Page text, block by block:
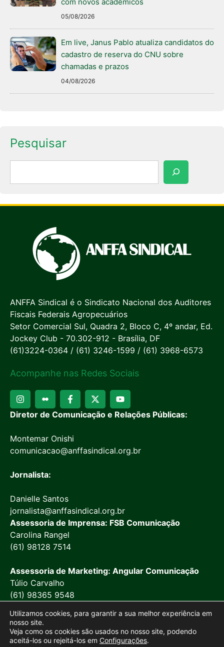
05/08/2026
Em live, Janus Pablo atualiza candidatos do
cadastro de reserva do CNU sobre
chamadas e prazos
04/08/2026
Pesquisar
ANFFA Sindical é o Sindicato Nacional dos Auditores
Fiscais Federais Agropecuários
Setor Comercial Sul, Quadra 2, Bloco C, 4º andar, Ed.
Jockey Club - 70.302-912 - Brasília, DF
(61)3224-0364 / (61) 3246-1599 / (61) 3968-6573
Acompanhe nas Redes Sociais
Diretor de Comunicação e Relações Públicas:
Montemar Onishi
comunicacao@anffasindical.org.br
Jornalista:
Danielle Santos
jornalista@anffasindical.org.br
Assessoria de Imprensa: FSB Comunicação
Carolina Rangel
(61) 98128 7514
Assessoria de Marketing: Angular Comunicação
Túlio Carvalho
(61) 98365 9548
Utilizamos cookies, para garantir a sua melhor experiência em
nosso site.
Veja como os cookies são usados no nosso site, podendo
aceitá-los ou rejeitá-los em Configurações.